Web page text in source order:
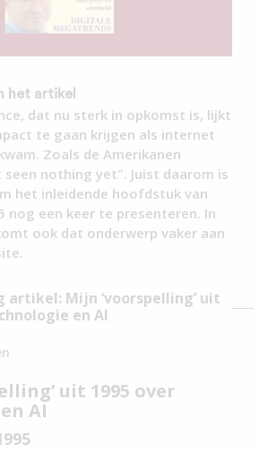
het artikel
dat nu sterk in opkomst is, lijkt
te gaan krijgen als internet
Zoals de Amerikanen
nothing yet". Juist daarom is
het inleidende hoofdstuk van
nog een keer te presenteren. In
ook dat onderwerp vaker aan
artikel: Mijn ‘voorspelling’ uit
en AI
uit 1995 over
AI